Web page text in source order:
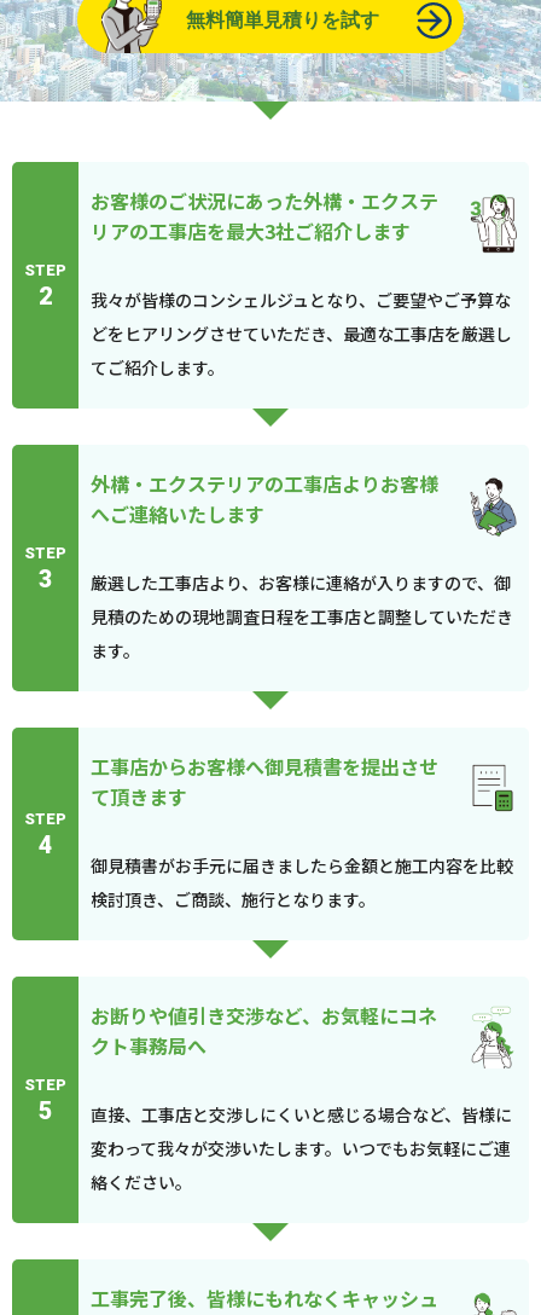
無料簡単見積りを試す
STEP
2
お客様のご状況にあった外構・エクステ
リアの工事店を最大3社ご紹介します
我々が皆様のコンシェルジュとなり、ご要望やご予算な
どをヒアリングさせていただき、最適な工事店を厳選し
てご紹介します。
STEP
3
外構・エクステリアの工事店よりお客様
へご連絡いたします
厳選した工事店より、お客様に連絡が入りますので、御
見積のための現地調査日程を工事店と調整していただき
ます。
STEP
4
工事店からお客様へ御見積書を提出させ
て頂きます
御見積書がお手元に届きましたら金額と施工内容を比較
検討頂き、ご商談、施行となります。
STEP
5
お断りや値引き交渉など、お気軽にコネ
クト事務局へ
直接、工事店と交渉しにくいと感じる場合など、皆様に
変わって我々が交渉いたします。いつでもお気軽にご連
絡ください。
工事完了後、皆様にもれなくキャッシュ